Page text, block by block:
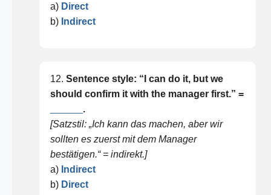
a) Direct
b) Indirect
12. Sentence style: “I can do it, but we
should confirm it with the manager first.” =
.
[Satzstil: „Ich kann das machen, aber wir
sollten es zuerst mit dem Manager
bestätigen.“ = indirekt.]
a) Indirect
b) Direct